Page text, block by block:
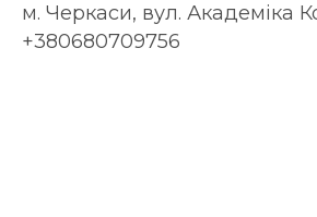
м. Черкаси, вул. Академіка
+380680709756